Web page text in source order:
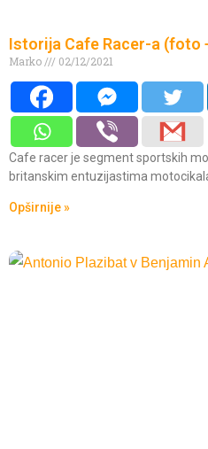
Istorija Cafe Racer-a (foto
Marko 02/12/2021
Cafe racer je segment sportskih
britanskim entuzijastima
Opširnije »